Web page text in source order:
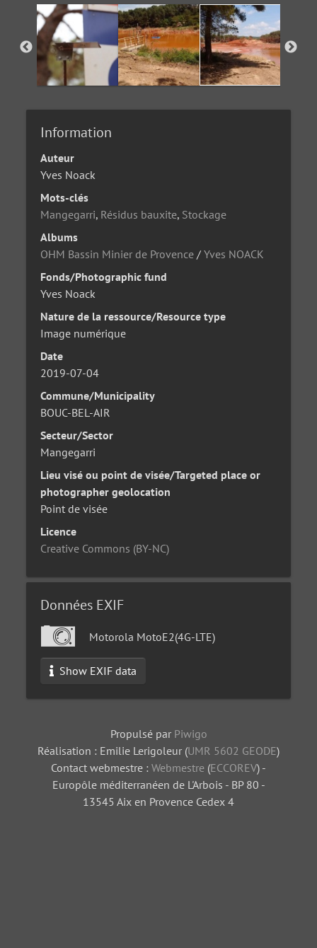
Information
Auteur
Yves Noack
Mots-clés
Mangegarri, Résidus bauxite, Stockage
Albums
OHM Bassin Minier de Provence /Yves NOACK
Fonds/Photographic fund
Yves Noack
Nature de la ressource/Resource type
Image numérique
Date
2019-07-04
Commune/Municipality
BOUC-BEL-AIR
Secteur/Sector
Mangegarri
Lieu visé ou point de visée/Targeted place or
photographer geolocation
Point de visée
Licence
Creative Commons (BY-NC)
Données EXIF
Motorola MotoE2(4G-LTE)
Show EXIF data
Propulsé par Piwigo
Réalisation : Emilie Lerigoleur (UMR 5602 GEODE)
Contact webmestre : Webmestre (ECCOREV) -
Europôle méditerranéen de L'Arbois - BP 80 -
13545 Aix en Provence Cedex 4